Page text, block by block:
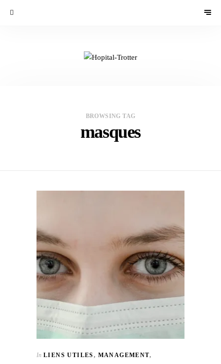
BROWSING TAG
masques
In LIENS UTILES, MANAGEMENT,